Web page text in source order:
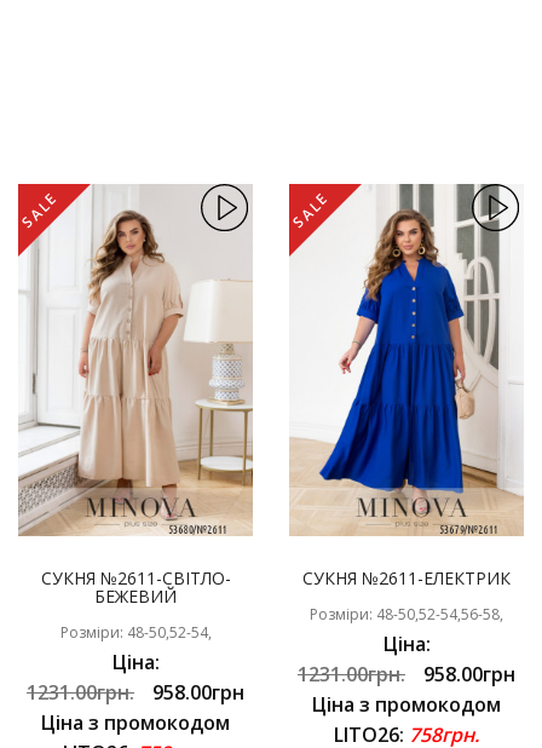
SALE
СУКНЯ №2611-СВІТЛО-
БЕЖЕВИЙ
Розміри: 48-50,52-54,
Ціна:
1231.00грн.
958.00грн
Ціна з промокодом
SALE
СУКНЯ №2611-ЕЛЕКТРИК
Розміри: 48-50,52-54,56-58,
Ціна:
1231.00грн.
958.00грн
Ціна з промокодом
LITO26: 758грн.